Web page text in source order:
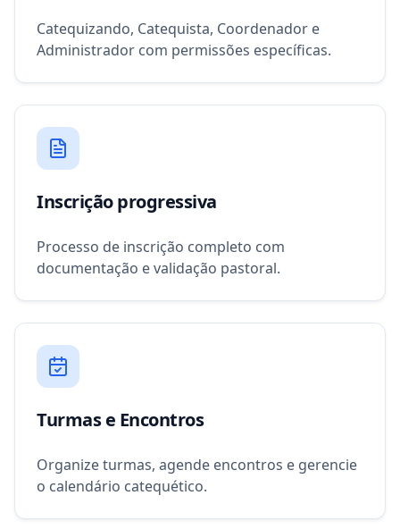
Catequizando, Catequista, Coordenador e
Administrador com permissões específicas.
Inscrição progressiva
Processo de inscrição completo com
documentação e validação pastoral.
Turmas e Encontros
Organize turmas, agende encontros e gerencie
o calendário catequético.